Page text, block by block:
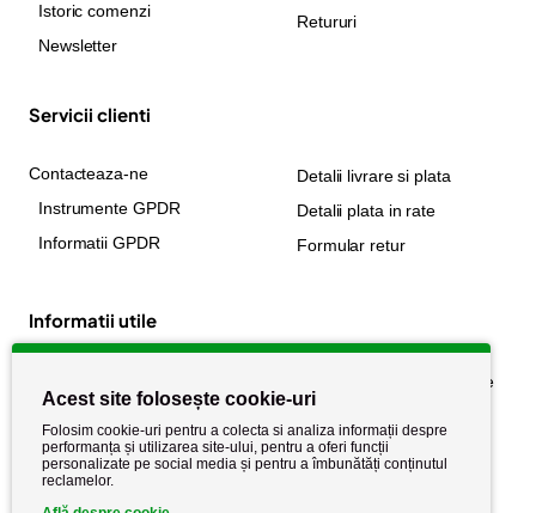
Istoric comenzi
Newsletter
Retururi
Servicii clienti
Contacteaza-ne
Instrumente GPDR
Informatii GPDR
Detalii livrare si plata
Detalii plata in rate
Formular retur
Informatii utile
Politica de cookie
Politica de confidențialitate
Termeni si conditii
Acest site folosește cookie-uri
Folosim cookie-uri pentru a colecta si analiza informații despre
performanța și utilizarea site-ului, pentru a oferi funcții
personalizate pe social media și pentru a îmbunătăți conținutul
reclamelor.